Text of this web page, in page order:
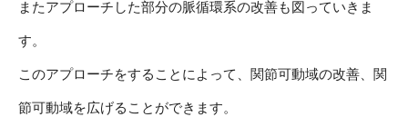
またアプローチした部分の脈循環系の改善も図っていきま
す。
このアプローチをすることによって、関節可動域の改善、関
節可動域を広げることができます。